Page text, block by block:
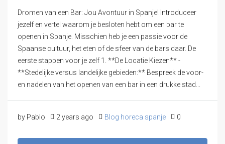
Dromen van een Bar: Jou Avontuur in Spanje! Introduceer
jezelf en vertel waarom je besloten hebt om een bar te
openen in Spanje. Misschien heb je een passie voor de
Spaanse cultuur, het eten of de sfeer van de bars daar. De
eerste stappen voor je zelf 1. **De Locatie Kiezen** -
**Stedelijke versus landelijke gebieden:** Bespreek de voor-
en nadelen van het openen van een bar in een drukke stad...
by Pablo 2 years ago Blog horeca spanje 0